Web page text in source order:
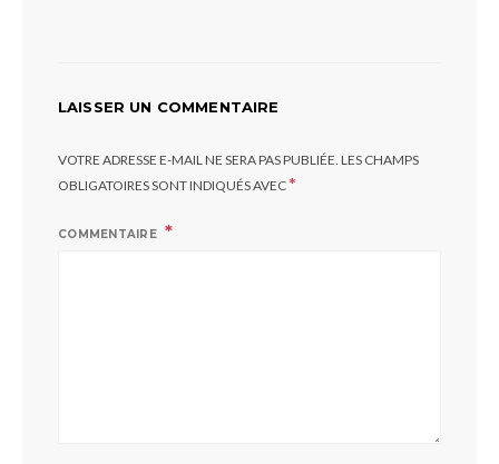
LAISSER UN COMMENTAIRE
VOTRE ADRESSE E-MAIL NE SERA PAS PUBLIÉE. LES CHAMPS
OBLIGATOIRES SONT INDIQUÉS AVEC*
COMMENTAIRE